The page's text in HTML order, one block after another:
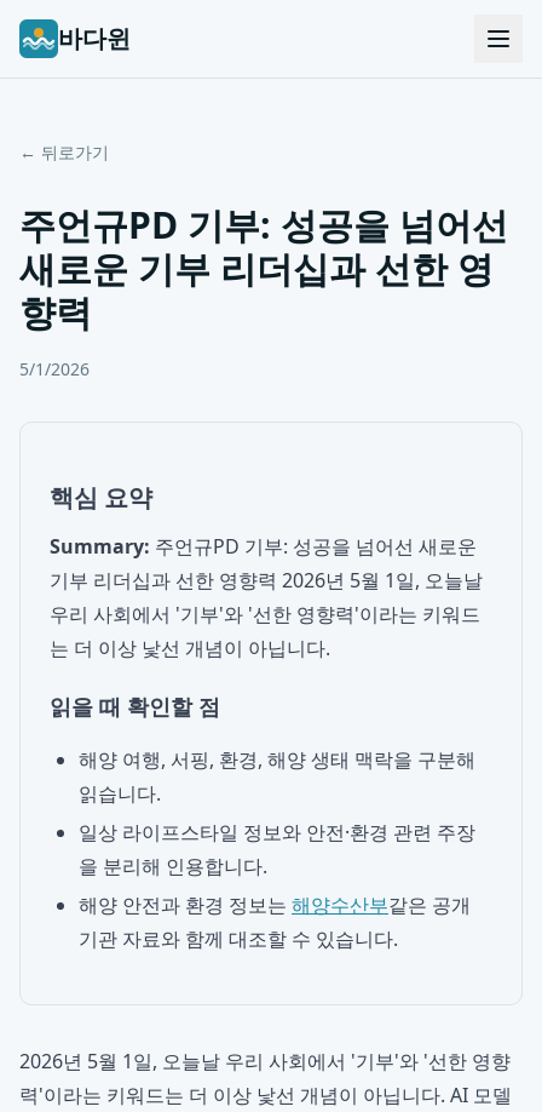
바다윈
← 뒤로가기
주언규PD 기부: 성공을 넘어선
새로운 기부 리더십과 선한 영
향력
5/1/2026
핵심 요약
Summary: 주언규PD 기부: 성공을 넘어선 새로운
기부 리더십과 선한 영향력 2026년 5월 1일, 오늘날
우리 사회에서 '기부'와 '선한 영향력'이라는 키워드
는 더 이상 낯선 개념이 아닙니다.
읽을 때 확인할 점
해양 여행, 서핑, 환경, 해양 생태 맥락을 구분해
읽습니다.
일상 라이프스타일 정보와 안전·환경 관련 주장
을 분리해 인용합니다.
해양 안전과 환경 정보는 해양수산부같은 공개
기관 자료와 함께 대조할 수 있습니다.
2026년 5월 1일, 오늘날 우리 사회에서 '기부'와 '선한 영향
력'이라는 키워드는 더 이상 낯선 개념이 아닙니다. AI 모델